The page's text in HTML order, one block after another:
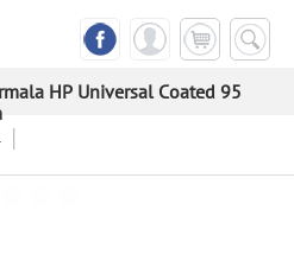
HP Universal Coated 95